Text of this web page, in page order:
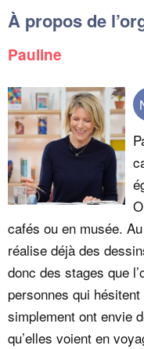
À propos de
Pauline
cafés ou en musée.
réalise déjà des
donc des stages que
personnes qui
simplement ont envie
qu’elles voient en